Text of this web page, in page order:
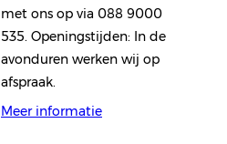
met ons op via 088 9000
535. Openingstijden: In de
avonduren werken wij op
afspraak.
Meer informatie